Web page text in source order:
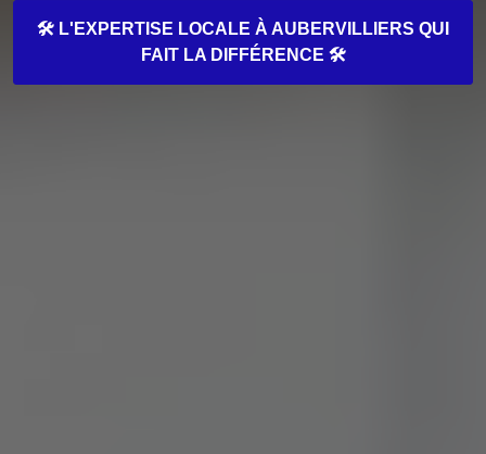
🛠️ L'EXPERTISE LOCALE À AUBERVILLIERS QUI
FAIT LA DIFFÉRENCE 🛠️